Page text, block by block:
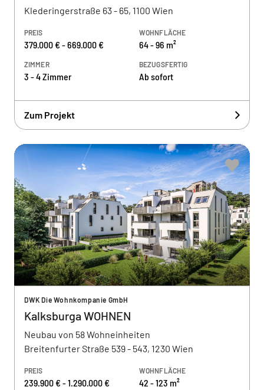
Klederingerstraße 63 - 65, 1100 Wien
PREIS
379.000 € - 669.000 €
WOHNFLÄCHE
64 - 96 m²
ZIMMER
3 - 4 Zimmer
BEZUGSFERTIG
Ab sofort
Zum Projekt
DWK Die Wohnkompanie GmbH
Kalksburga WOHNEN
Neubau von 58 Wohneinheiten
Breitenfurter Straße 539 - 543, 1230 Wien
PREIS
239.900 € - 1.290.000 €
WOHNFLÄCHE
42 - 123 m²